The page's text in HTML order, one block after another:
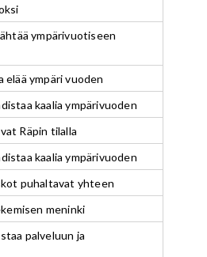
ympärivuotiseen
ympäri vuoden
kaalia ympärivuoden
Räpin tilalla
kaalia ympärivuoden
puhaltavat yhteen
meninki
palveluun ja